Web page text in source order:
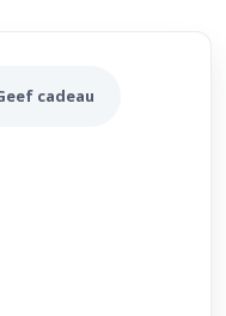
cadeau